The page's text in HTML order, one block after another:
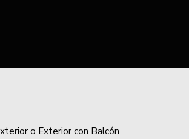
o Exterior con Balcón